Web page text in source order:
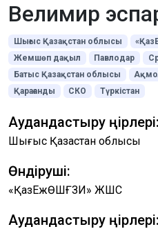
Велимир
Шығыс Қазақстан облысы
Жемшөп дақыл
Павлодар
Батыс Қазақстан облысы
Қарағанды
СКО Түркістан
Аудандастыру өңірлері:
Шығыс Қазақстан облысы
Өндіруші:
«ҚазЕжӨШҒЗИ» ЖШС
Аудандастыру өңірлері: